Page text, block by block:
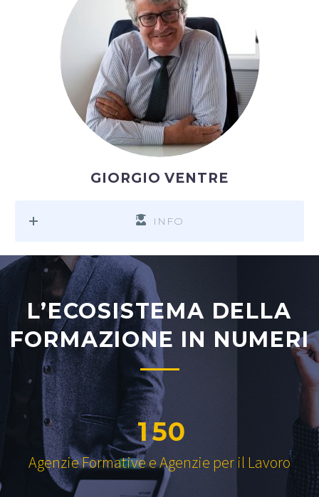
GIORGIO VENTRE
INFO
L’ECOSISTEMA DELLA
FORMAZIONE IN NUMERI
150
Agenzie Formative e Agenzie per il Lavoro